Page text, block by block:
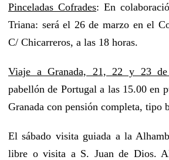
Pinceladas Cofrades: En
Triana: será el 26 de marzo en el
C/ Chicarreros, a las 18 horas.
Viaje a Granada, 21, 22 y 23 de
pabellón de Portugal a las 15.00 en
Granada con pensión completa, tipo
El sábado visita guiada a la
libre o visita a S. Juan de Dios.